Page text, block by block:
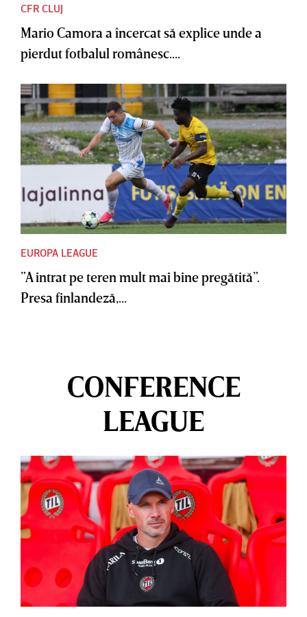
CFR CLUJ
Mario Camora a încercat să explice unde a
pierdut fotbalul românesc....
EUROPA LEAGUE
”A intrat pe teren mult mai bine pregătită”.
Presa finlandeză,...
CONFERENCE
LEAGUE